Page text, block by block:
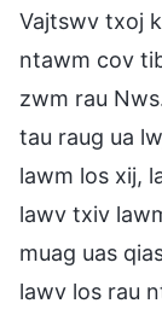
Vajtswv txoj
ntawm cov
zwm rau
tau raug ua
lawm los xij,
lawv txiv
muag uas
lawv los rau